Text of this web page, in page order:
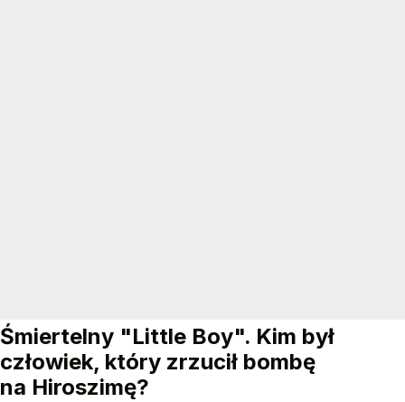
Śmiertelny "Little Boy". Kim był
człowiek, który zrzucił bombę
na Hiroszimę?